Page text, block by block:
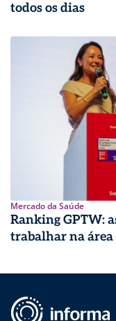
todos os dias
Mercado da Saúde
Ranking GPTW:
trabalhar na área